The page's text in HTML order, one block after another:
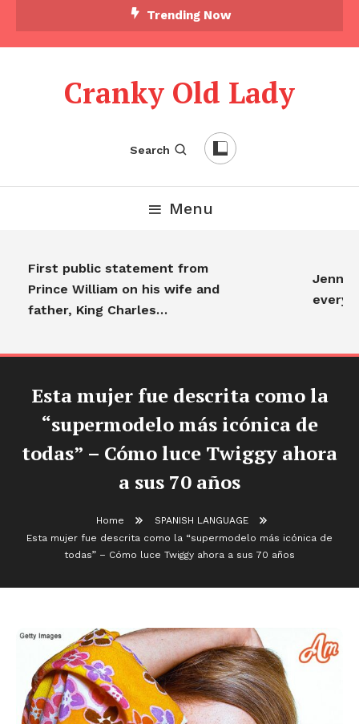
Trending Now
Cranky Old Lady
Search
Menu
First public statement from
Prince William on his wife and
father, King Charles…
Esta mujer fue descrita como la
“supermodelo más icónica de
todas” – Cómo luce Twiggy ahora
a sus 70 años
Home
SPANISH LANGUAGE
Esta mujer fue descrita como la “supermodelo más icónica de
todas” – Cómo luce Twiggy ahora a sus 70 años